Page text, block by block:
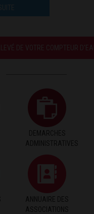
DE VOTRE COMPTEUR D'EAU
DEMARCHES
ADMINISTRATIVES
ANNUAIRE DES
ASSOCIATIONS